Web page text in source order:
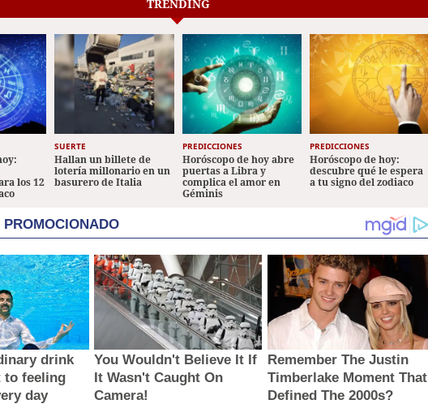
TRENDING
los 12
SUERTE
Hallan un billete de
lotería millonario en un
basurero de Italia
PREDICCIONES
Horóscopo de hoy abre
puertas a Libra y
complica el amor en
Géminis
PREDICCIONES
Horóscopo de hoy:
descubre qué le espera
a tu signo del zodiaco
drink
to feeling
day
You Wouldn't Believe It If
It Wasn't Caught On
Camera!
Remember The Justin
Timberlake Moment That
Defined The 2000s?